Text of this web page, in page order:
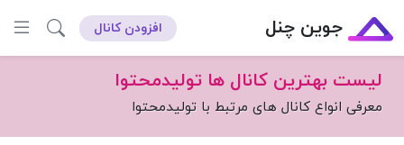
جوین چنل افزودن کانال
لیست بهترین کانال ها تولیدمحتوا
معرفی انواع کانال های مرتبط با تولیدمحتوا